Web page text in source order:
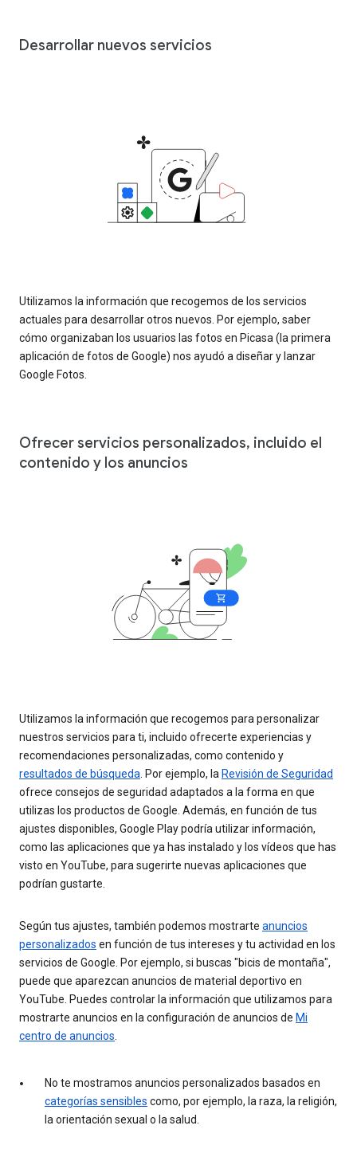
Desarrollar nuevos servicios
Utilizamos la información que recogemos de los servicios
actuales para desarrollar otros nuevos. Por ejemplo, saber
cómo organizaban los usuarios las fotos en Picasa (la primera
aplicación de fotos de Google) nos ayudó a diseñar y lanzar
Google Fotos.
Ofrecer servicios personalizados, incluido el
contenido y los anuncios
Utilizamos la información que recogemos para personalizar
nuestros servicios para ti, incluido ofrecerte experiencias y
recomendaciones personalizadas, como contenido y
resultados de búsqueda . Por ejemplo, la Revisión de Seguridad
ofrece consejos de seguridad adaptados a la forma en que
utilizas los productos de Google. Además, en función de tus
ajustes disponibles, Google Play podría utilizar información,
como las aplicaciones que ya has instalado y los vídeos que has
visto en YouTube, para sugerirte nuevas aplicaciones que
podrían gustarte.
Según tus ajustes, también podemos mostrarte anuncios
personalizados en función de tus intereses y tu actividad en los
servicios de Google. Por ejemplo, si buscas "bicis de montaña",
puede que aparezcan anuncios de material deportivo en
YouTube. Puedes controlar la información que utilizamos para
mostrarte anuncios en la configuración de anuncios de Mi
centro de anuncios
No te mostramos anuncios personalizados basados en
categorías sensibles como, por ejemplo, la raza, la religión,
la orientación sexual o la salud.